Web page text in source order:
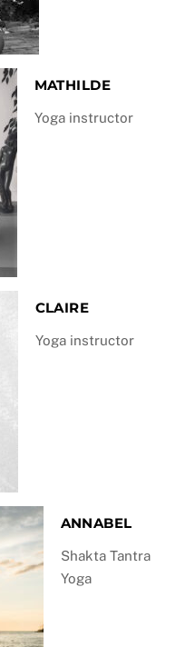
MATHILDE
Yoga instructor
CLAIRE
Yoga instructor
ANNABEL
Shakta Tantra
Yoga